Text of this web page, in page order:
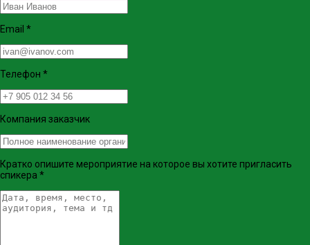
Email *
Телефон *
Компания заказчик
Кратко опишите мероприятие на которое вы хотите пригласить
спикера *